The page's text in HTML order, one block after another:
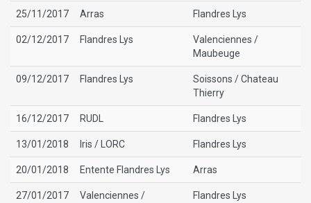
25/11/2017 Arras Flandres Lys
02/12/2017 Flandres Lys
Valenciennes /
Maubeuge
09/12/2017 Flandres Lys
Soissons / Chateau
Thierry
16/12/2017 RUDL Flandres Lys
13/01/2018 Iris / LORC Flandres Lys
20/01/2018 Entente Flandres Lys Arras
27/01/2017
Valenciennes /
Flandres Lys